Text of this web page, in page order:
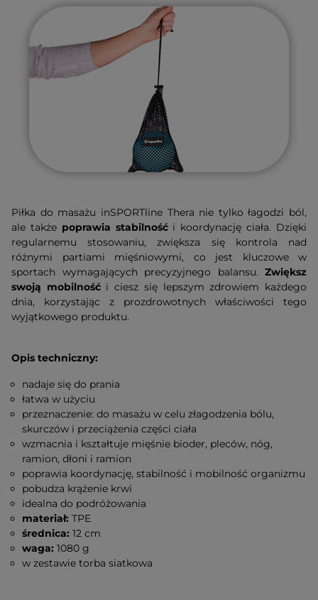
Piłka do masażu inSPORTline Thera nie tylko łagodzi ból,
ale także poprawia stabilnośći koordynację ciała. Dzięki
regularnemu stosowaniu, zwiększa się kontrola nad
różnymi partiami mięśniowymi, co jest kluczowe w
sportach wymagających precyzyjnego balansu. Zwiększ
swoją mobilnośći ciesz się lepszym zdrowiem każdego
dnia, korzystając z prozdrowotnych właściwości tego
wyjątkowego produktu.
Opis techniczny:
nadaje się do prania
łatwa w użyciu
przeznaczenie: do masażu w celu złagodzenia bólu,
skurczów i przeciążenia części ciała
wzmacnia i kształtuje mięśnie bioder, pleców, nóg,
ramion, dłoni i ramion
poprawia koordynację, stabilność i mobilność organizmu
pobudza krążenie krwi
idealna do podróżowania
materiał: TPE
średnica: 12 cm
waga: 1080 g
w zestawie torba siatkowa